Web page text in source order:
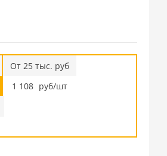
От 25 тыс. руб
1 108 руб/шт